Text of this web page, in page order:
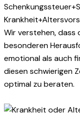
Schenkungssteuer+
Krankheit+
Wir verstehen,
besonderen
emotional als auch
diesen schwierigen
optimal zu beraten.